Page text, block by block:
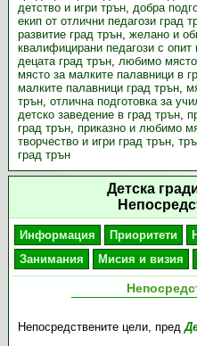
детство и игри трън, добра
екип от отлични педагози град
развитие град трън, желано и
квалифицирани педагози с опит
децата град трън, любимо място
място за малките палавници в
малките палавници град трън,
трън, отлична подготовка за
детско заведение в град трън,
град трън, приказно и любимо
творчество и игри град трън,
град трън
Детска
Информация Приоритети
Занимания
Мисия и визия
Непосредствените цели, пред